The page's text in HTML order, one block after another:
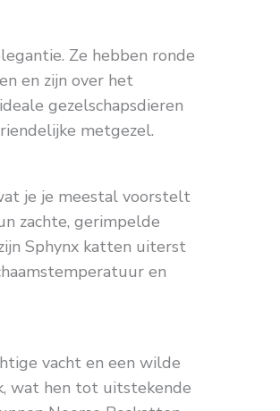
Ze hebben ronde
en zijn over het
gezelschapsdieren
metgezel.
je je meestal voorstelt
zachte, gerimpelde
Sphynx katten uiterst
en
vacht en een wilde
wat hen tot uitstekende